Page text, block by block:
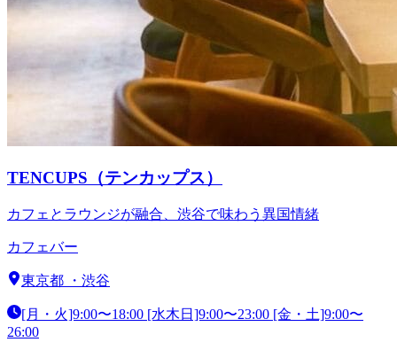
TENCUPS（テンカップス）
カフェとラウンジが融合、渋谷で味わう異国情緒
カフェバー
東京都 ・ 渋谷
[月・火]9:00〜18:00 [水木日]9:00〜23:00 [金・土]9:00〜
26:00